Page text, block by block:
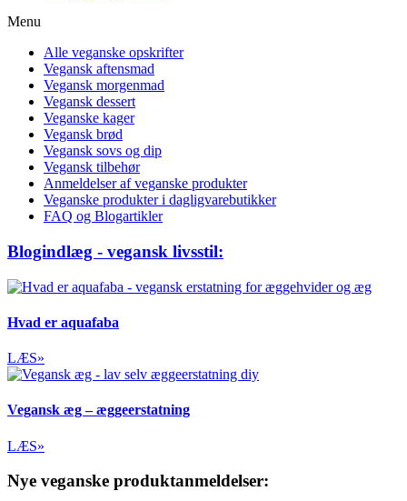
Menu
Alle veganske opskrifter
Vegansk aftensmad
Vegansk morgenmad
Vegansk dessert
Veganske kager
Vegansk brød
Vegansk sovs og dip
Vegansk tilbehør
Anmeldelser af veganske produkter
Veganske produkter i dagligvarebutikker
FAQ og Blogartikler
Blogindlæg - vegansk livsstil:
Hvad er aquafaba
LÆS»
Vegansk æg – æggeerstatning
LÆS»
Nye veganske produktanmeldelser: